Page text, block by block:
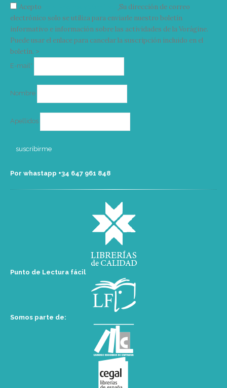
Acepto
Su dirección de correo
electrónico solo se utiliza para enviarle nuestro boletín
informativo e información sobre las actividades de la Vorágine.
Puede usar el enlace para cancelar la suscripción incluido en el
boletín. >
E-mail*
Nombre
Apellidos
Por whastapp +34 ‭647 961 848‬
Punto de Lectura fácil
Somos parte de: